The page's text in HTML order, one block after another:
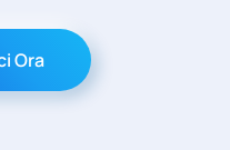
Ora